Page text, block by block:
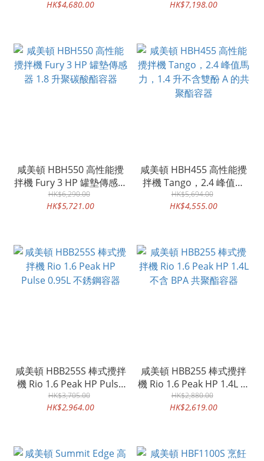
HK$4,680.00 HK$7,198.00
咸美頓 HBH550 高性能攪
拌機 Fury 3 HP 罐墊傳感器
1.8 升聚碳酸酯容器
HK$6,290.00
HK$5,721.00
咸美頓 HBH455 高性能攪
拌機 Tango，2.4 峰值馬
力，1.4 升不含雙酚 A 的共
聚酯容器
HK$5,694.00
HK$4,555.00
咸美頓 HBB255S 棒式攪拌
機 Rio 1.6 Peak HP Pulse
0.95L 不銹鋼容器
HK$3,705.00
HK$2,964.00
咸美頓 HBB255 棒式攪拌
機 Rio 1.6 Peak HP 1.4L 不
含 BPA 共聚酯容器
HK$2,880.00
HK$2,619.00